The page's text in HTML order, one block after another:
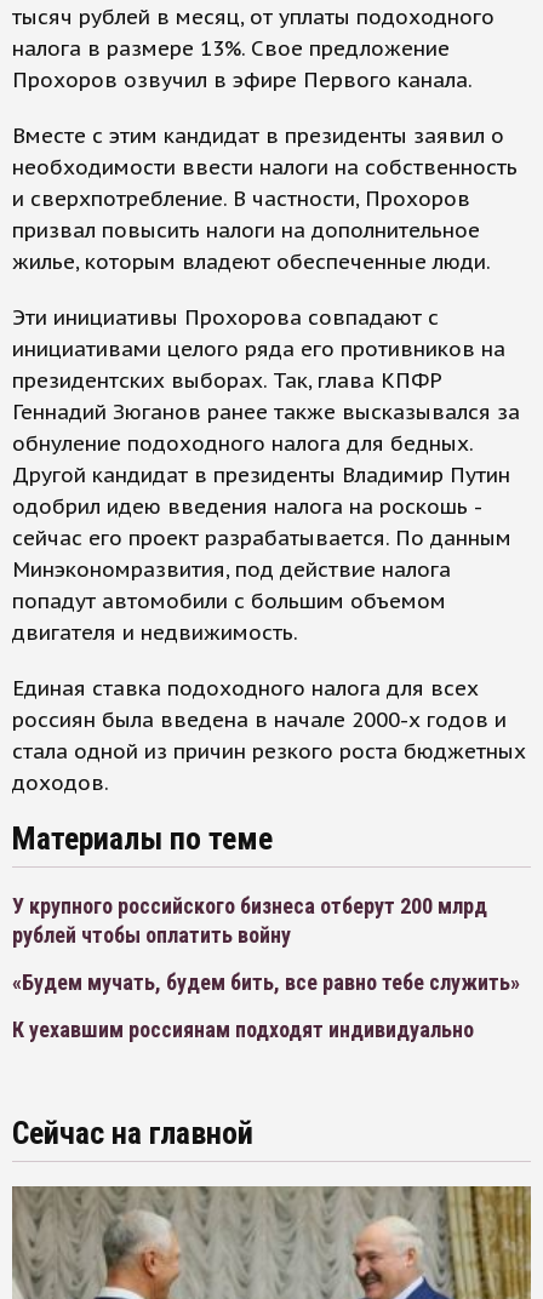
тысяч рублей в месяц, от уплаты подоходного
налога в размере 13%. Свое предложение
Прохоров озвучил в эфире Первого канала.
Вместе с этим кандидат в президенты заявил о
необходимости ввести налоги на собственность
и сверхпотребление. В частности, Прохоров
призвал повысить налоги на дополнительное
жилье, которым владеют обеспеченные люди.
Эти инициативы Прохорова совпадают с
инициативами целого ряда его противников на
президентских выборах. Так, глава КПФР
Геннадий Зюганов ранее также высказывался за
обнуление подоходного налога для бедных.
Другой кандидат в президенты Владимир Путин
одобрил идею введения налога на роскошь -
сейчас его проект разрабатывается. По данным
Минэкономразвития, под действие налога
попадут автомобили с большим объемом
двигателя и недвижимость.
Единая ставка подоходного налога для всех
россиян была введена в начале 2000-х годов и
стала одной из причин резкого роста бюджетных
доходов.
Материалы по теме
У крупного российского бизнеса отберут 200 млрд
рублей чтобы оплатить войну
«Будем мучать, будем бить, все равно тебе служить»
К уехавшим россиянам подходят индивидуально
Сейчас на главной